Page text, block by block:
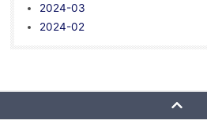
2024-03
2024-02